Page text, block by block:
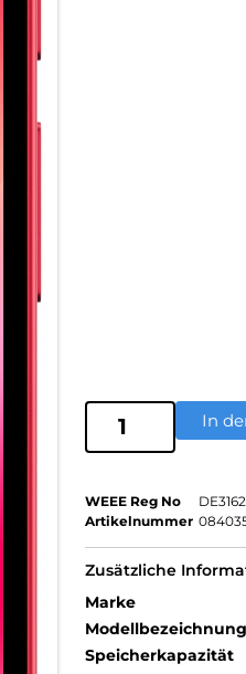
In
WEEE Reg No
Artikelnummer
Zusätzliche
Marke
Modellbezeichnung
Speicherkapazität